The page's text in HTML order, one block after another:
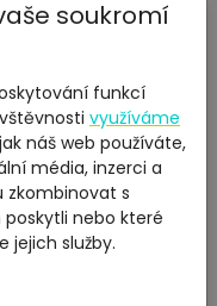
soukromí
funkcí
využíváme
náš web používáte,
média, inzerci a
zkombinovat s
nebo které
jejich služby.